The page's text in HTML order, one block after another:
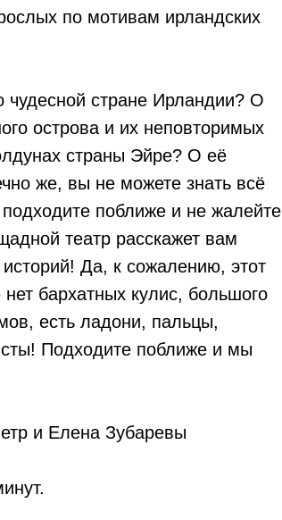
по мотивам ирландских
чудесной стране Ирландии? О
острова и их неповторимых
страны Эйре? О её
же, вы не можете знать всё
поближе и не жалейте
театр расскажет вам
Да, к сожалению, этот
бархатных кулис, большого
есть ладони, пальцы,
Подходите поближе и мы
и Елена Зубаревы